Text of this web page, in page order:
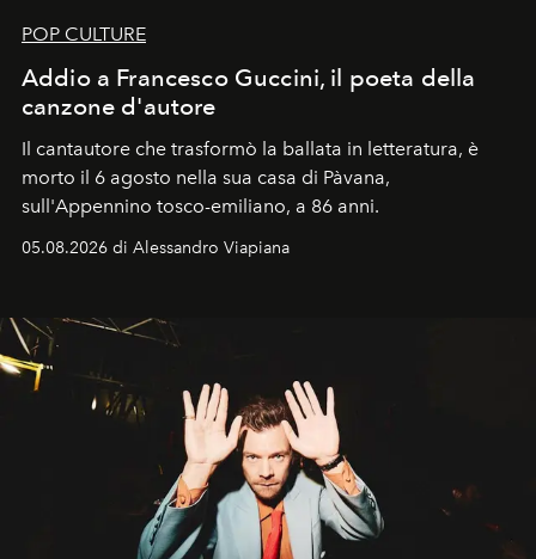
POP CULTURE
Addio a Francesco Guccini, il poeta della
canzone d'autore
Il cantautore che trasformò la ballata in letteratura, è
morto il 6 agosto nella sua casa di Pàvana,
sull'Appennino tosco-emiliano, a 86 anni.
05.08.2026 di Alessandro Viapiana